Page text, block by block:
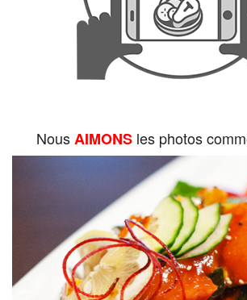
NousAIMONSles photos